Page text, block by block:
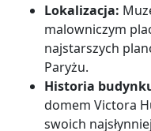
Lokalizacja:
malowniczym
najstarszych
Paryżu.
Historia
domem Victora
swoich